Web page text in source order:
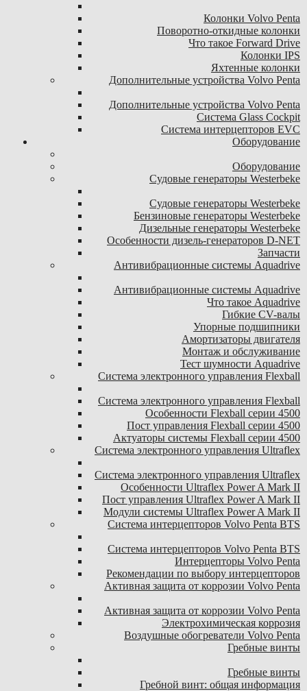
Колонки Volvo Penta
Поворотно-откидные колонки
Что такое Forward Drive
Колонки IPS
Яхтенные колонки
Дополнительные устройства Volvo Penta
Дополнительные устройства Volvo Penta
Система Glass Cockpit
Система интерцепторов EVC
Оборудование
Оборудование
Судовые генераторы Westerbeke
Судовые генераторы Westerbeke
Бензиновые генераторы Westerbeke
Дизельные генераторы Westerbeke
Особенности дизель-генераторов D-NET
Запчасти
Антивибрационные системы Aquadrive
Антивибрационные системы Aquadrive
Что такое Aquadrive
Гибкие CV-валы
Упорные подшипники
Амортизаторы двигателя
Монтаж и обслуживание
Тест шумности Aquadrive
Система электронного управления Flexball
Система электронного управления Flexball
Особенности Flexball серии 4500
Пост управления Flexball серии 4500
Актуаторы системы Flexball серии 4500
Система электронного управления Ultraflex
Система электронного управления Ultraflex
Особенности Ultraflex Power A Mark II
Пост управления Ultraflex Power A Mark II
Модули системы Ultraflex Power A Mark II
Система интерцепторов Volvo Penta BTS
Система интерцепторов Volvo Penta BTS
Интерцепторы Volvo Penta
Рекомендации по выбору интерцепторов
Активная защита от коррозии Volvo Penta
Активная защита от коррозии Volvo Penta
Электрохимическая коррозия
Воздушные обогреватели Volvo Penta
Гребные винты
Гребные винты
Гребной винт: общая информация